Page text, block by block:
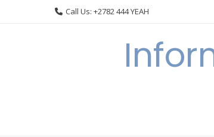
Call Us: +2782 444 YEAH